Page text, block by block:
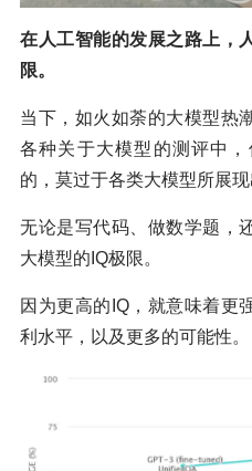
在人工智能的发展之路上，
限。
当下，如火如荼的大模型热
各种关于大模型的测评中
的，莫过于各类大模型所展现
无论是写代码、做数学题，
大模型的IQ极限。
因为更高的IQ，就意味着更
利水平，以及更多的可能性。